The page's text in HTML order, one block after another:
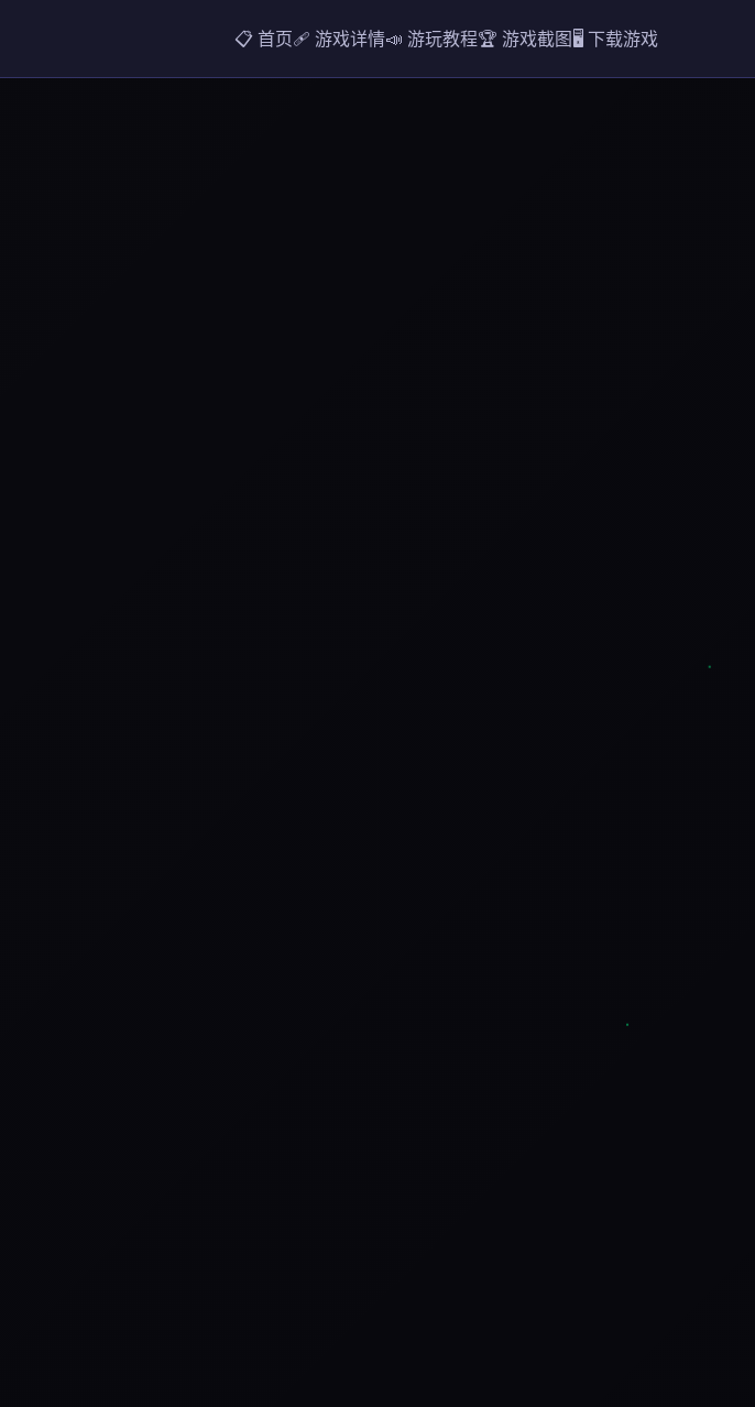
📋 首页🩹 游戏详情📣 游玩教程🏆 游戏截图🖥️ 下载游戏